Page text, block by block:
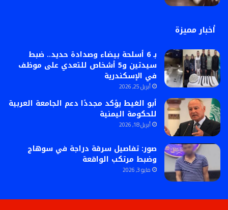
أخبار مميزة
بـ 6 أسلحة بيضاء وصدادة حديد.. ضبط
سيدتين و5 أشخاص للتعدي على موظف
في الإسكندرية
أبريل 25, 2026
أبو الغيط يؤكد مجددًا دعم الجامعة العربية
للحكومة اليمنية
أبريل 18, 2026
صور: تفاصيل سرقة دراجة في سوهاج
وضبط مرتكب الواقعة
مايو 3, 2026